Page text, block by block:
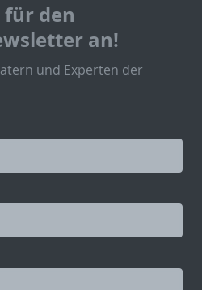
für den
an!
und Experten der